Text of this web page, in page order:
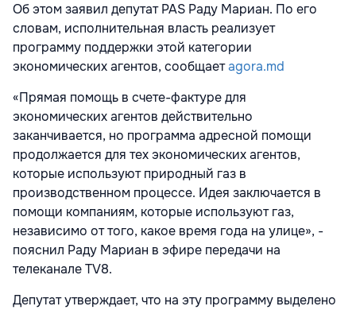
Об этом заявил депутат PAS Раду Мариан. По его
словам, исполнительная власть реализует
программу поддержки этой категории
экономических агентов, сообщаетagora.md
«Прямая помощь в счете-фактуре для
экономических агентов действительно
заканчивается, но программа адресной помощи
продолжается для тех экономических агентов,
которые используют природный газ в
производственном процессе. Идея заключается в
помощи компаниям, которые используют газ,
независимо от того, какое время года на улице», -
пояснил Раду Мариан в эфире передачи на
телеканале TV8.
Депутат утверждает, что на эту программу выделено